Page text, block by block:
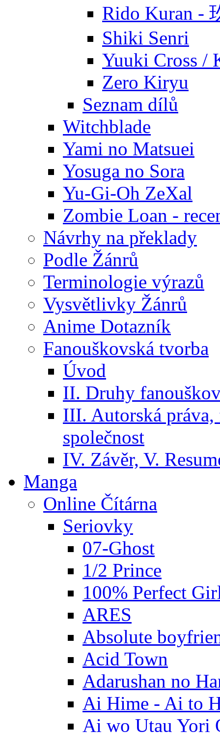
Rido Kuran -
Shiki Senri
Yuuki Cross /
Zero Kiryu
Seznam dílů
Witchblade
Yami no Matsuei
Yosuga no Sora
Yu-Gi-Oh ZeXal
Zombie Loan -
Návrhy na překlady
Podle Žánrů
Terminologie výrazů
Vysvětlivky Žánrů
Anime Dotazník
Fanouškovská tvorba
Úvod
II. Druhy
III. Autorská práva,
společnost
IV. Závěr, V.
Manga
Online Čítárna
Seriovky
07-Ghost
1/2 Prince
100% Perfect
ARES
Absolute
Acid Town
Adarushan no
Ai Hime - Ai to
Ai wo Utau Yori